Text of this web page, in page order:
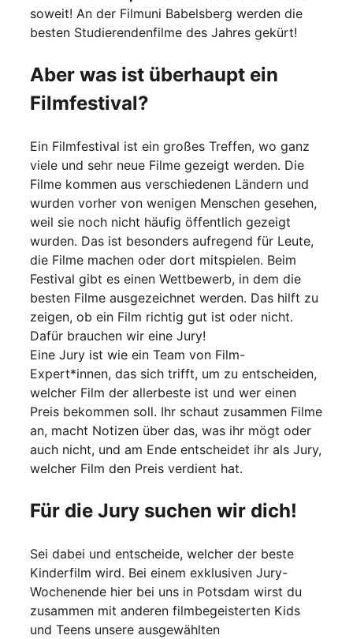
soweit! An der Filmuni Babelsberg werden die
besten Studierendenfilme des Jahres gekürt!
Aber was ist überhaupt ein
Filmfestival?
Ein Filmfestival ist ein großes Treffen, wo ganz
viele und sehr neue Filme gezeigt werden. Die
Filme kommen aus verschiedenen Ländern und
wurden vorher von wenigen Menschen gesehen,
weil sie noch nicht häufig öffentlich gezeigt
wurden. Das ist besonders aufregend für Leute,
die Filme machen oder dort mitspielen. Beim
Festival gibt es einen Wettbewerb, in dem die
besten Filme ausgezeichnet werden. Das hilft zu
zeigen, ob ein Film richtig gut ist oder nicht.
Dafür brauchen wir eine Jury!
Eine Jury ist wie ein Team von Film-
Expert*innen, das sich trifft, um zu entscheiden,
welcher Film der allerbeste ist und wer einen
Preis bekommen soll. Ihr schaut zusammen Filme
an, macht Notizen über das, was ihr mögt oder
auch nicht, und am Ende entscheidet ihr als Jury,
welcher Film den Preis verdient hat.
Für die Jury suchen wir dich!
Sei dabei und entscheide, welcher der beste
Kinderfilm wird. Bei einem exklusiven Jury-
Wochenende hier bei uns in Potsdam wirst du
zusammen mit anderen filmbegeisterten Kids
und Teens unsere ausgewählten